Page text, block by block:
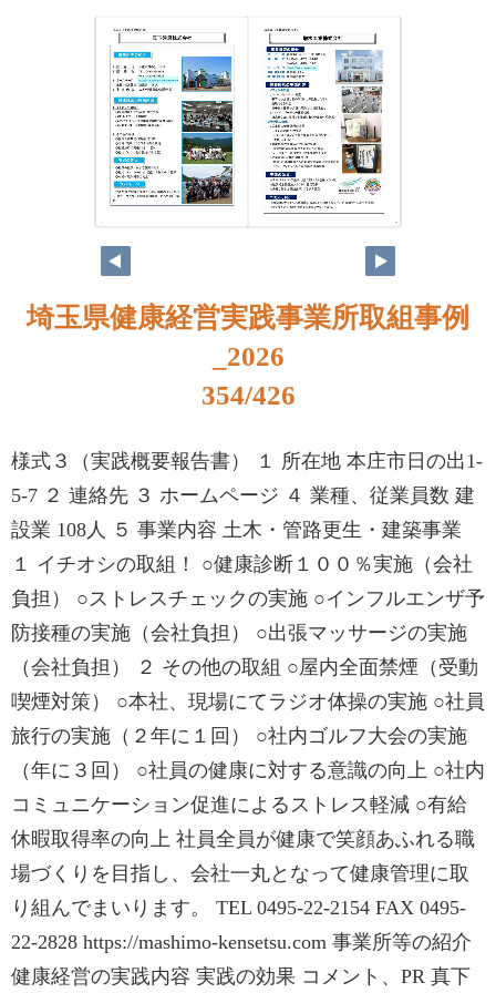
338 339
埼玉県健康経営実践事業所取組事例
_2026
354/426
様式３（実践概要報告書） １ 所在地 本庄市日の出1-
5-7 ２ 連絡先 ３ ホームページ ４ 業種、従業員数 建
設業 108人 ５ 事業内容 土木・管路更生・建築事業
１ イチオシの取組！ ○健康診断１００％実施（会社
負担） ○ストレスチェックの実施 ○インフルエンザ予
防接種の実施（会社負担） ○出張マッサージの実施
（会社負担） ２ その他の取組 ○屋内全面禁煙（受動
喫煙対策） ○本社、現場にてラジオ体操の実施 ○社員
旅行の実施（２年に１回） ○社内ゴルフ大会の実施
（年に３回） ○社員の健康に対する意識の向上 ○社内
コミュニケーション促進によるストレス軽減 ○有給
休暇取得率の向上 社員全員が健康で笑顔あふれる職
場づくりを目指し、会社一丸となって健康管理に取
り組んでまいります。 TEL 0495-22-2154 FAX 0495-
22-2828 https://mashimo-kensetsu.com 事業所等の紹介
健康経営の実践内容 実践の効果 コメント、PR 真下